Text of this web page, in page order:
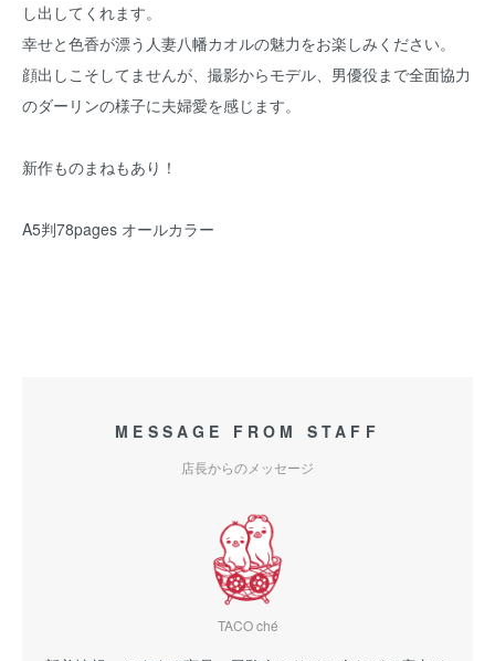
し出してくれます。
幸せと色香が漂う人妻八幡カオルの魅力をお楽しみください。
顔出しこそしてませんが、撮影からモデル、男優役まで全面協力
のダーリンの様子に夫婦愛を感じます。
新作ものまねもあり！
A5判78pages オールカラー
MESSAGE FROM STAFF
店長からのメッセージ
TACO ché